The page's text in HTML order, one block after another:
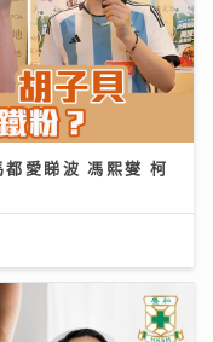
愛睇波 馮熙燮 柯